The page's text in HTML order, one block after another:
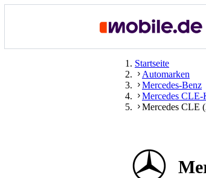
Startseite
Automarken
Mercedes-Benz
Mercedes CLE-
Mercedes CLE